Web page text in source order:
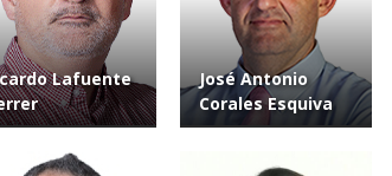
Lafuente
José Antonio
Corales Esquiva